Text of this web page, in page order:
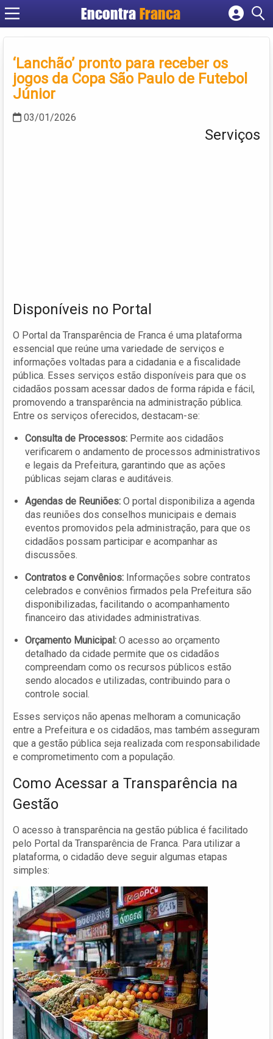
Encontra Franca
Cadastrar empresa
Criar conta
‘Lanchão’ pronto para receber os
jogos da Copa São Paulo de Futebol
Júnior
03/01/2026
Serviços
Disponíveis no Portal
O Portal da Transparência de Franca é uma plataforma
essencial que reúne uma variedade de serviços e
informações voltadas para a cidadania e a fiscalidade
pública. Esses serviços estão disponíveis para que os
cidadãos possam acessar dados de forma rápida e fácil,
promovendo a transparência na administração pública.
Entre os serviços oferecidos, destacam-se:
Consulta de Processos: Permite aos cidadãos
verificarem o andamento de processos administrativos
e legais da Prefeitura, garantindo que as ações
públicas sejam claras e auditáveis.
Agendas de Reuniões: O portal disponibiliza a agenda
das reuniões dos conselhos municipais e demais
eventos promovidos pela administração, para que os
cidadãos possam participar e acompanhar as
discussões.
Contratos e Convênios: Informações sobre contratos
celebrados e convênios firmados pela Prefeitura são
disponibilizadas, facilitando o acompanhamento
financeiro das atividades administrativas.
Orçamento Municipal: O acesso ao orçamento
detalhado da cidade permite que os cidadãos
compreendam como os recursos públicos estão
sendo alocados e utilizadas, contribuindo para o
controle social.
Esses serviços não apenas melhoram a comunicação
entre a Prefeitura e os cidadãos, mas também asseguram
que a gestão pública seja realizada com responsabilidade
e comprometimento com a população.
Como Acessar a Transparência na
Gestão
O acesso à transparência na gestão pública é facilitado
pelo Portal da Transparência de Franca. Para utilizar a
plataforma, o cidadão deve seguir algumas etapas
simples: